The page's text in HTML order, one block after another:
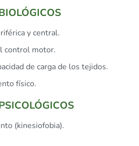
y central.
control motor.
de carga de los tejidos.
físico.
(kinesiofobia).